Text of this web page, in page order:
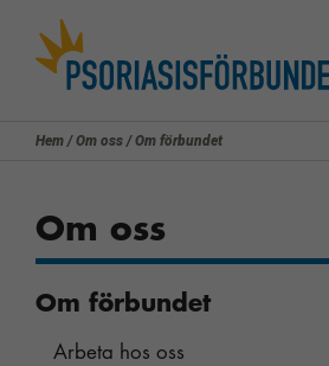
Använd knapparna för att ändra
menyalternativet ”Visa”. I Internet
”Zoomfaktor”.
Hem /Om oss /Om förbundet
Om oss
Om förbundet
Arbeta hos oss